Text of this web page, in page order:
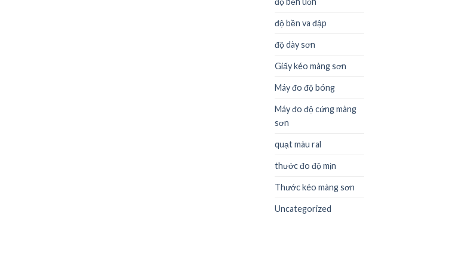
độ bền va đập
độ dày sơn
Giấy kéo màng sơn
Máy đo độ bóng
Máy đo độ cứng màng
sơn
quạt màu ral
thước đo độ mịn
Thước kéo màng sơn
Uncategorized